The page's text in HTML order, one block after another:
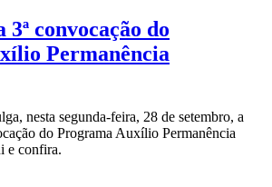
convocação do
Permanência
nesta segunda-feira, 28 de setembro, a
do Programa Auxílio Permanência
e confira.